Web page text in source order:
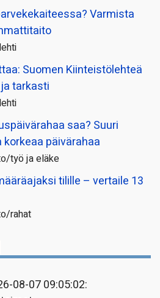
Varmista
Suomen Kiinteistölehteä
tarkasti
saa? Suuri
korkeaa päivärahaa
työ ja eläke
tilille – vertaile 13
rahat
08-07 09:05:02: